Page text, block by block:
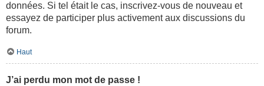
données. Si tel était le cas, inscrivez-vous de nouveau et
essayez de participer plus activement aux discussions du
forum.
Haut
J’ai perdu mon mot de passe !